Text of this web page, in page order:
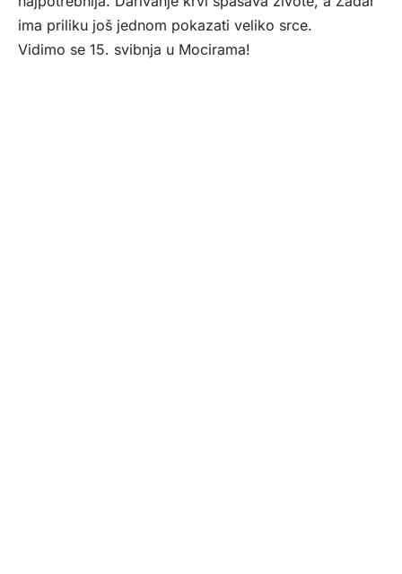
ima priliku još jednom pokazati veliko srce.
Vidimo se 15. svibnja u Mocirama!